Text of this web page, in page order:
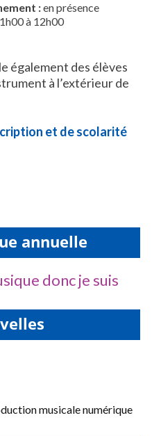
:en présence
à 12h00
également des élèves
à l’extérieur de
et de scolarité
annuelle
donc je suis
musicale numérique